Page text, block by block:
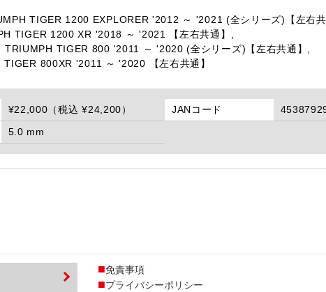
TIGER 1200 EXPLORER '2012 ～ '2021 (全シリーズ)【左右共
TIGER 1200 XR '2018 ～ '2021 【左右共通】,
TRIUMPH TIGER 800 '2011 ～ '2020 (全シリーズ)【左右共通】,
TIGER 800XR '2011 ～ '2020 【左右共通】
¥22,000（税込 ¥24,200） JANコード
5.0 mm
免責事項
プライバシーポリシー